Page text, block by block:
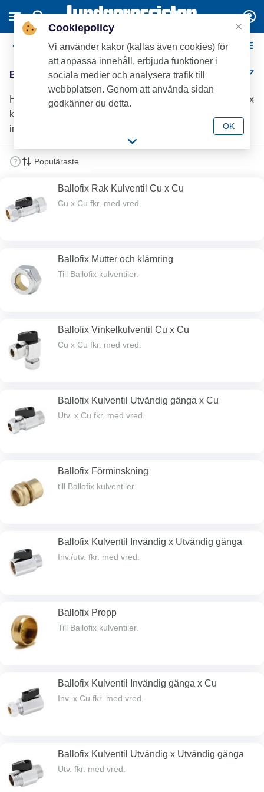
Ballofix Minikulventiler
Ballofix Minikulventiler (25)
Hos Lundagrossisten hittar du ett brett sortiment av Ballofix
kulventiler, vinkelkulventiler och T-rörsventiler för olika
installationsbehov.
Ballofix Rak Kulventil Cu x Cu
Cu x Cu fkr. med vred.
Ballofix Mutter och klämring
Till Ballofix kulventiler.
Ballofix Vinkelkulventil Cu x Cu
Cu x Cu fkr. med vred.
Ballofix Kulventil Utvändig gänga x Cu
Utv. x Cu fkr. med vred.
Ballofix Förminskning
till Ballofix kulventiler.
Ballofix Kulventil Invändig x Utvändig gänga
Inv./utv. fkr. med vred.
Ballofix Propp
Till Ballofix kulventiler.
Ballofix Kulventil Invändig gänga x Cu
Inv. x Cu fkr. med vred.
Ballofix Kulventil Utvändig x Utvändig gänga
Utv. fkr. med vred.
Cookiepolicy
Vi använder kakor (kallas även cookies) för
att anpassa innehåll, erbjuda funktioner i
sociala medier och analysera trafik till
webbplatsen. Genom att använda sidan
godkänner du detta.
OK